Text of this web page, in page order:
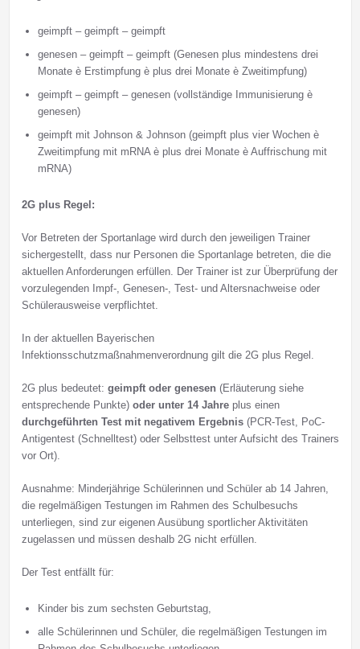
geimpft – geimpft – geimpft
genesen – geimpft – geimpft (Genesen plus mindestens drei
Monate è Erstimpfung è plus drei Monate è Zweitimpfung)
geimpft – geimpft – genesen (vollständige Immunisierung è
genesen)
geimpft mit Johnson & Johnson (geimpft plus vier Wochen è
Zweitimpfung mit mRNA è plus drei Monate è Auffrischung mit
mRNA)
2G plus Regel:
Vor Betreten der Sportanlage wird durch den jeweiligen Trainer
sichergestellt, dass nur Personen die Sportanlage betreten, die die
aktuellen Anforderungen erfüllen. Der Trainer ist zur Überprüfung der
vorzulegenden Impf-, Genesen-, Test- und Altersnachweise oder
Schülerausweise verpflichtet.
In der aktuellen Bayerischen
Infektionsschutzmaßnahmenverordnung gilt die 2G plus Regel.
2G plus bedeutet: geimpft oder genesen (Erläuterung siehe
entsprechende Punkte) oder unter 14 Jahreplus einen
durchgeführten Test mit negativem Ergebnis (PCR-Test, PoC-
Antigentest (Schnelltest) oder Selbsttest unter Aufsicht des Trainers
vor Ort).
Ausnahme: Minderjährige Schülerinnen und Schüler ab 14 Jahren,
die regelmäßigen Testungen im Rahmen des Schulbesuchs
unterliegen, sind zur eigenen Ausübung sportlicher Aktivitäten
zugelassen und müssen deshalb 2G nicht erfüllen.
Der Test entfällt für:
Kinder bis zum sechsten Geburtstag,
alle Schülerinnen und Schüler, die regelmäßigen Testungen im